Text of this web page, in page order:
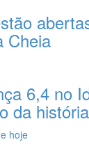
Cheia
6,4 no
da história
hoje